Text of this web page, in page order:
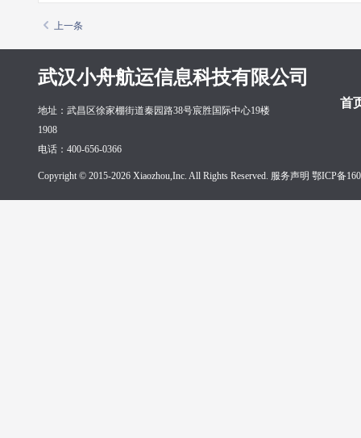
上一条
武汉小舟航运信息科技有限公司
首
地址：武昌区徐家棚街道秦园路38号宸胜国际中心19楼
1908
电话：400-656-0366
Copyright © 2015-2026 Xiaozhou,Inc. All Rights Reserved. 服务声明 鄂ICP备